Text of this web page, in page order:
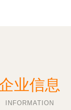
业信息
INFORMATION